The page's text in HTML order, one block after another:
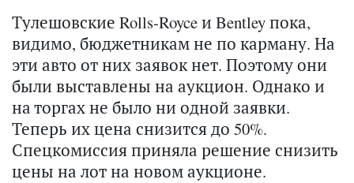
Тулешовские Rolls-Royce и Bentley пока,
видимо, бюджетникам не по карману. На
эти авто от них заявок нет. Поэтому они
были выставлены на аукцион. Однако и
на торгах не было ни одной заявки.
Теперь их цена снизится до 50%.
Спецкомиссия приняла решение снизить
цены на лот на новом аукционе.